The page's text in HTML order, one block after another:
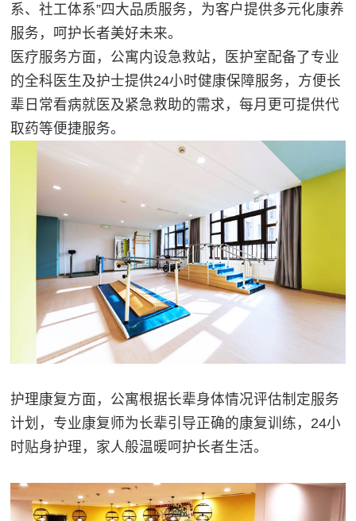
系、社工体系”四大品质服务，为客户提供多元化康养
服务，呵护长者美好未来。
医疗服务方面，公寓内设急救站，医护室配备了专业
的全科医生及护士提供24小时健康保障服务，方便长
辈日常看病就医及紧急救助的需求，每月更可提供代
取药等便捷服务。
护理康复方面，公寓根据长辈身体情况评估制定服务
计划，专业康复师为长辈引导正确的康复训练，24小
时贴身护理，家人般温暖呵护长者生活。